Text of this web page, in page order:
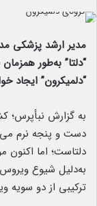
مدیر ارشد پزشکی
“دلتا” به‌طور
“دلمیکرون” ایجاد
به گزارش نبأپرس؛
دست و پنجه نرم
دلتاست؛ اما اکنون
به‌دلیل شیوع
ترکیبی از دو سویه